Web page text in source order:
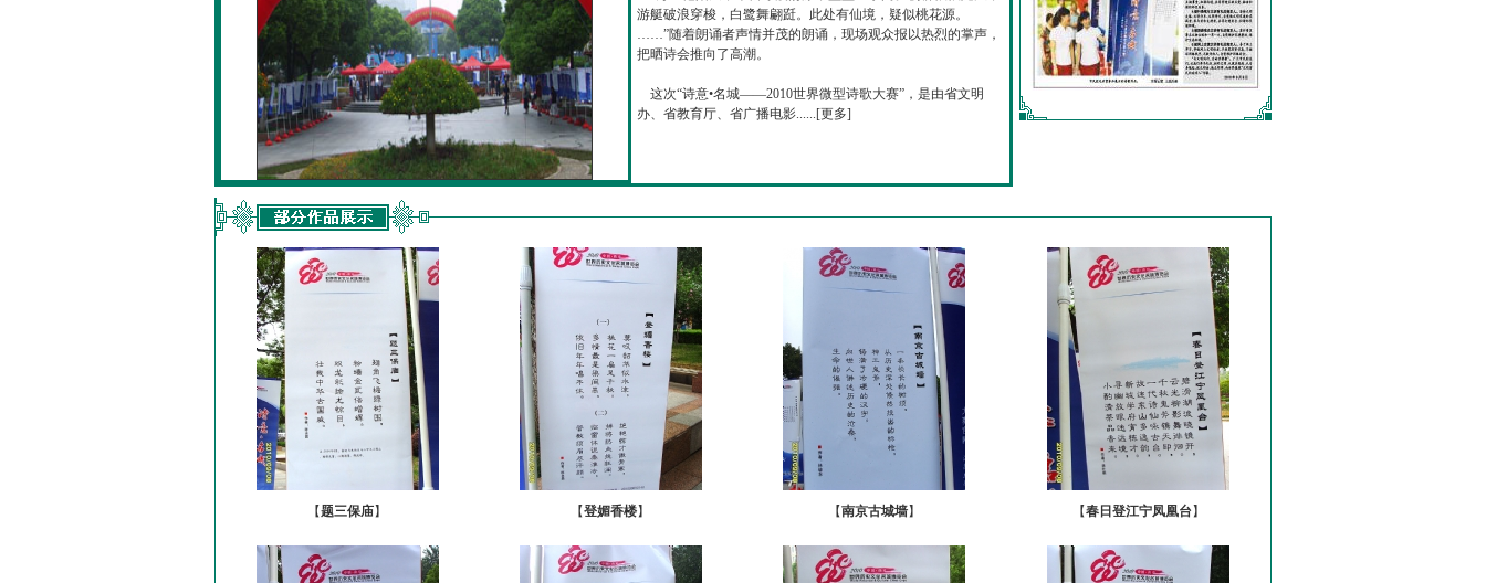
游艇破浪穿梭，白鹭舞翩跹。此处有仙境，疑似桃花源。
……”随着朗诵者声情并茂的朗诵，现场观众报以热烈的掌声，
把晒诗会推向了高潮。
这次“诗意•名城——2010世界微型诗歌大赛”，是由省文明
办、省教育厅、省广播电影......[更多]
【题三保庙】 【登媚香楼】 【南京古城墙】 【春日登江宁凤凰台】